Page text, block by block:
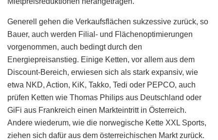
Generell gehen die Verkaufsflächen sukzessive zurück, so
Bauer, auch werden Filial- und Flächenoptimierungen
vorgenommen, auch bedingt durch den
Energiepreisanstieg. Einige Ketten, vor allem aus dem
Discount-Bereich, erwiesen sich als stark expansiv, wie
etwa NKD, Action, KiK, Takko, Tedi oder PEPCO, auch
prüfen Ketten wie Thomas Philips aus Deutschland oder
GiFi aus Frankreich einen Markteintritt in Österreich.
Andere wiederum, wie die norwegische Kette XXL Sports,
ziehen sich dafür aus dem österreichischen Markt zurück.